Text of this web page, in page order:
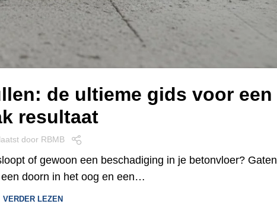
de ultieme gids voor een
resultaat
door RBMB
of gewoon een beschadiging in je betonvloer? Gaten
doorn in het oog en een…
VERDER LEZEN